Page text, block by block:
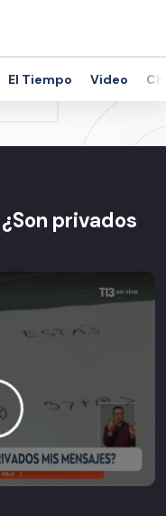
El Tiempo Video
privados